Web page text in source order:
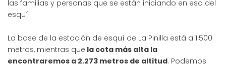
las familias y personas que se están iniciando en eso del
esquí.
La base de la estación de esquí de La Pinilla está a 1.500
metros, mientras que la cota más alta la
encontraremos a 2.273 metros de altitud. Podemos